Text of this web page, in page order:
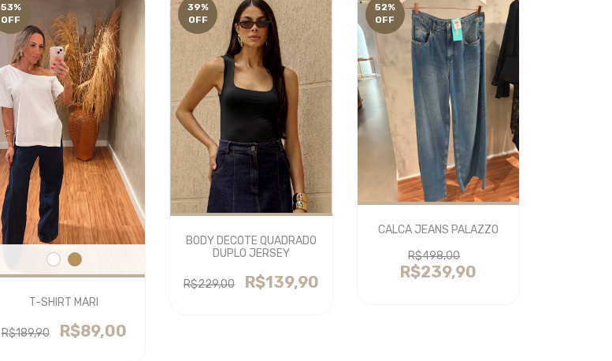
53%
OFF
T-SHIRT MARI
R$189,90 R$89,00
39%
OFF
BODY DECOTE QUADRADO
DUPLO JERSEY
R$229,00 R$139,90
52%
OFF
CALCA JEANS PALAZZO
R$498,00
R$239,90